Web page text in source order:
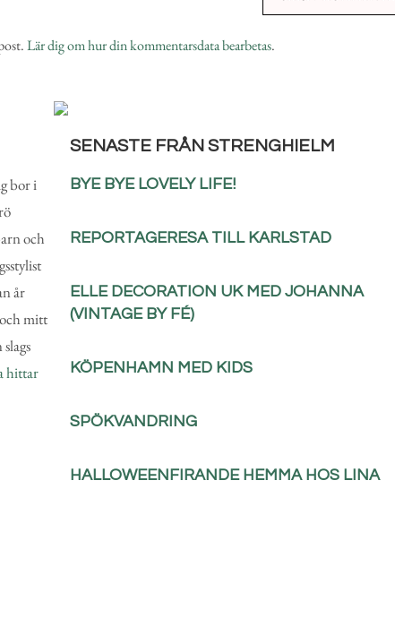
Lär dig om hur din kommentarsdata bearbetas.
bor i
och
år
mitt
hittar
SENASTE FRÅN STRENGHIELM
BYE BYE LOVELY LIFE!
REPORTAGERESA TILL KARLSTAD
ELLE DECORATION UK MED JOHANNA
(VINTAGE BY FÉ)
KÖPENHAMN MED KIDS
SPÖKVANDRING
HALLOWEENFIRANDE HEMMA HOS LINA